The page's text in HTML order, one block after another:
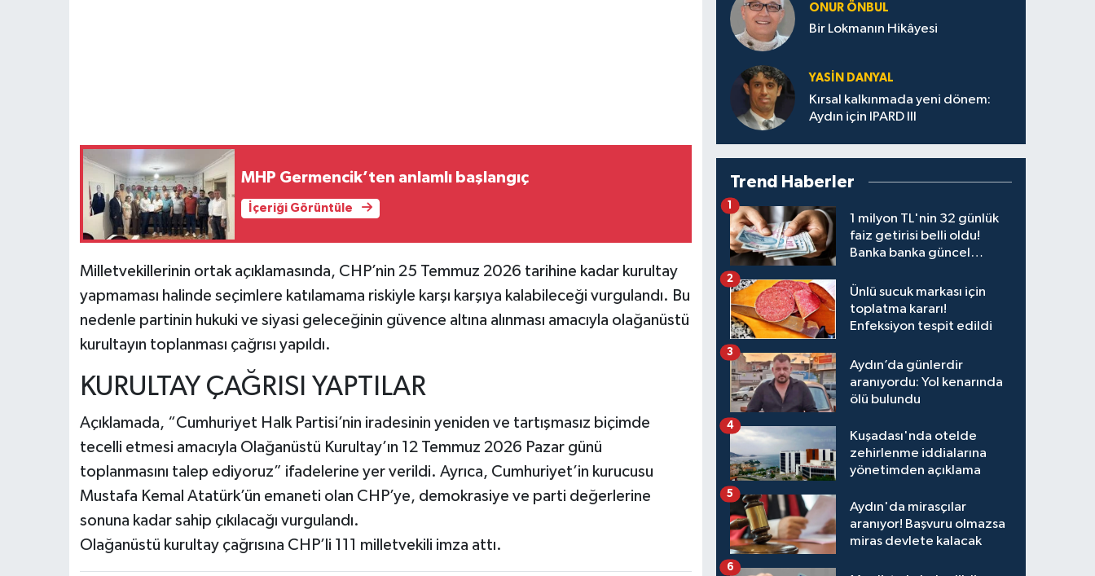
MHP Germencik’ten anlamlı başlangıç
İçeriği Görüntüle
Milletvekillerinin ortak açıklamasında, CHP’nin 25 Temmuz 2026 tarihine kadar kurultay
yapmaması halinde seçimlere katılamama riskiyle karşı karşıya kalabileceği vurgulandı. Bu
nedenle partinin hukuki ve siyasi geleceğinin güvence altına alınması amacıyla olağanüstü
kurultayın toplanması çağrısı yapıldı.
KURULTAY ÇAĞRISI YAPTILAR
Açıklamada, “Cumhuriyet Halk Partisi’nin iradesinin yeniden ve tartışmasız biçimde
tecelli etmesi amacıyla Olağanüstü Kurultay’ın 12 Temmuz 2026 Pazar günü
toplanmasını talep ediyoruz” ifadelerine yer verildi. Ayrıca, Cumhuriyet’in kurucusu
Mustafa Kemal Atatürk’ün emaneti olan CHP’ye, demokrasiye ve parti değerlerine
sonuna kadar sahip çıkılacağı vurgulandı.
Olağanüstü kurultay çağrısına CHP’li 111 milletvekili imza attı.
ONUR ÖNBUL
Bir Lokmanın Hikâyesi
YASIN DANYAL
Kırsal kalkınmada yeni dönem:
Aydın için IPARD III
Trend Haberler
1 milyon TL'nin 32 günlük
faiz getirisi belli oldu!
Banka banka güncel
1
Ünlü sucuk markası için
toplatma kararı!
Enfeksiyon tespit edildi
2
Aydın’da günlerdir
aranıyordu: Yol kenarında
ölü bulundu
3
Kuşadası'nda otelde
zehirlenme iddialarına
yönetimden açıklama
4
Aydın'da mirasçılar
aranıyor! Başvuru olmazsa
miras devlete kalacak
5
6